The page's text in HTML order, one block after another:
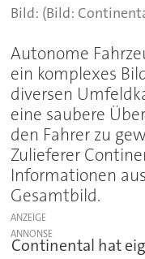
(Bild:
Autonome
ein komplexes
diversen
eine saubere
den Fahrer zu
Zulieferer
Informationen
Gesamtbild.
ANZEIGE
Continental hat